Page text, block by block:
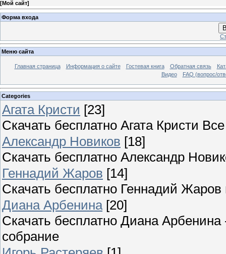
[Мой сайт]
Форма входа
Меню сайта
Главная страница Информация о сайте Гостевая книга Обратная связь
Видео
FAQ (вопрос/
Categories
Агата Кристи [23]
Скачать бесплатно Агата Кристи
Александр Новиков [18]
Скачать бесплатно Александр
Геннадий Жаров [14]
Скачать бесплатно Геннадий
Диана Арбенина [20]
Скачать бесплатно Диана
собрание